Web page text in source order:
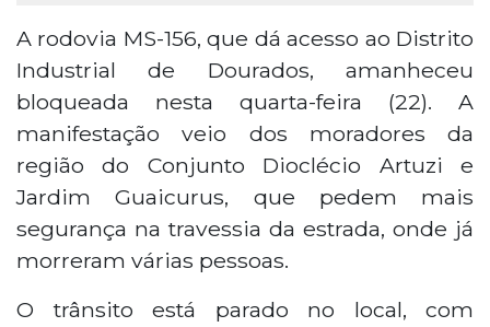
A rodovia MS-156, que dá acesso ao Distrito
Industrial de Dourados, amanheceu
bloqueada nesta quarta-feira (22). A
manifestação veio dos moradores da
região do Conjunto Dioclécio Artuzi e
Jardim Guaicurus, que pedem mais
segurança na travessia da estrada, onde já
morreram várias pessoas.
O trânsito está parado no local, com